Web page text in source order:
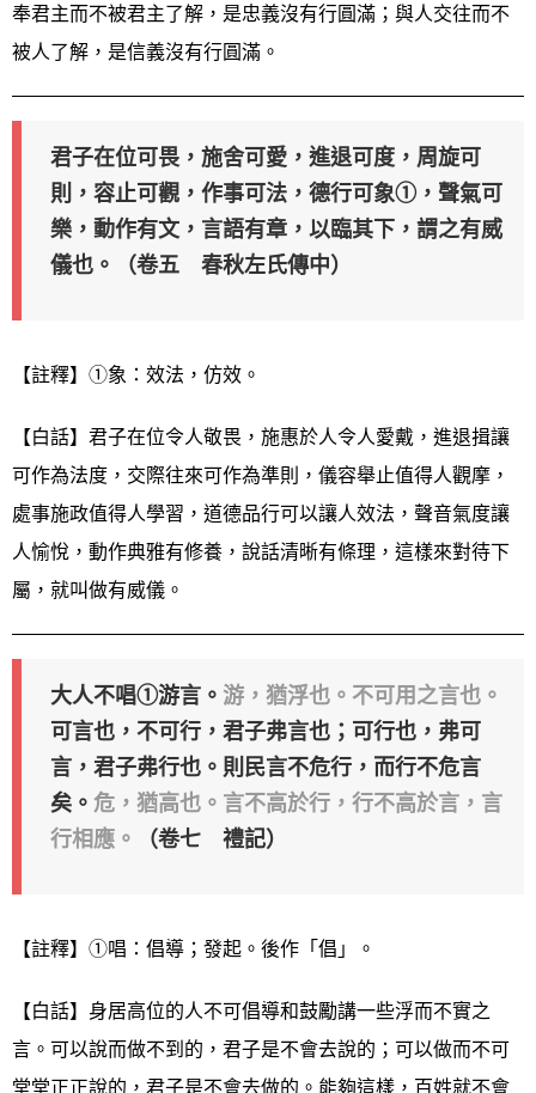
奉君主而不被君主了解，是忠義沒有行圓滿；與人交往而不
被人了解，是信義沒有行圓滿。
君子在位可畏，施舍可愛，進退可度，周旋可
則，容止可觀，作事可法，德行可象①，聲氣可
樂，動作有文，言語有章，以臨其下，謂之有威
儀也。（卷五 春秋左氏傳中）
【註釋】①象：效法，仿效。
【白話】君子在位令人敬畏，施惠於人令人愛戴，進退揖讓
可作為法度，交際往來可作為準則，儀容舉止值得人觀摩，
處事施政值得人學習，道德品行可以讓人效法，聲音氣度讓
人愉悅，動作典雅有修養，說話清晰有條理，這樣來對待下
屬，就叫做有威儀。
大人不唱①游言。 游，猶浮也。不可用之言也。
可言也，不可行，君子弗言也；可行也，弗可
言，君子弗行也。則民言不危行，而行不危言
矣。 危，猶高也。言不高於行，行不高於言，言
行相應。
（卷七 禮記）
【註釋】①唱：倡導；發起。後作「倡」。
【白話】身居高位的人不可倡導和鼓勵講一些浮而不實之
言。可以說而做不到的，君子是不會去說的；可以做而不可
堂堂正正說的，君子是不會去做的。能夠這樣，百姓就不會